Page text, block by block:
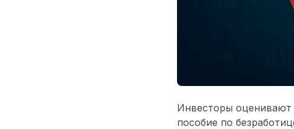
Инвесторы оценивают
пособие по